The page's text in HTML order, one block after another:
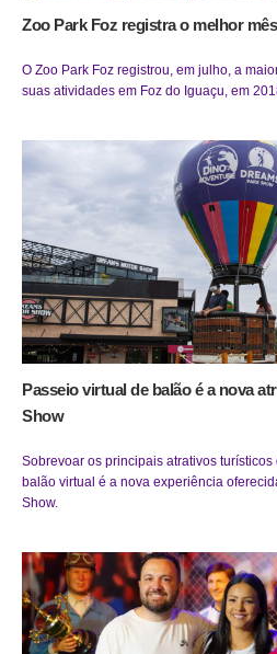
Zoo Park Foz registra o melhor
O Zoo Park Foz registrou, em julho, a
suas atividades em Foz do Iguaçu, em
Passeio virtual de balão é a nova
Show
Sobrevoar os principais atrativos
balão virtual é a nova experiência
Show.